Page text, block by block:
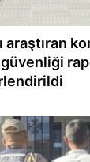
araştıran